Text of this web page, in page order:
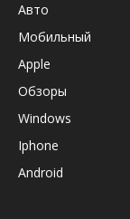
Авто
Мобильный
Apple
Обзоры
Windows
Iphone
Android